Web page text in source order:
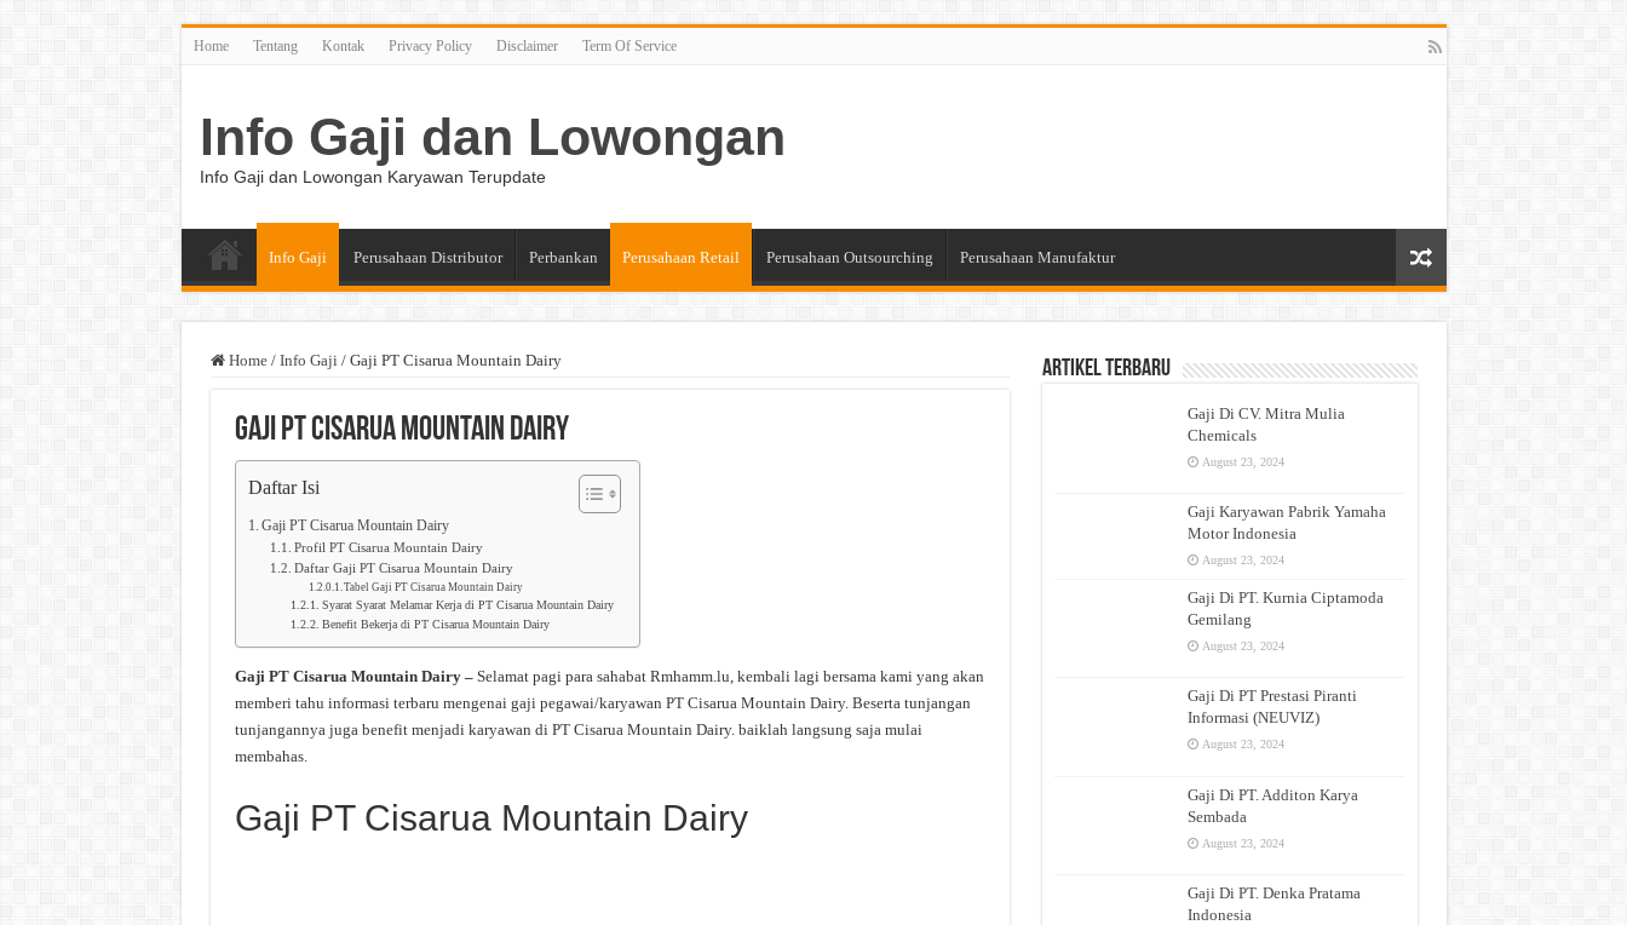
Home Tentang Kontak Privacy Policy Disclaimer Term Of Service
Info Gaji dan Lowongan
Info Gaji dan Lowongan Karyawan Terupdate
Info Gaji Perusahaan Distributor Perbankan Perusahaan Retail Perusahaan Outsourching Perusahaan Manufaktur
Home / Info Gaji / Gaji PT Cisarua Mountain Dairy
Gaji PT Cisarua Mountain Dairy
Daftar Isi
Gaji PT Cisarua Mountain Dairy
Profil PT Cisarua Mountain Dairy
Daftar Gaji PT Cisarua Mountain Dairy
Tabel Gaji PT Cisarua Mountain Dairy
Syarat Syarat Melamar Kerja di PT Cisarua Mountain Dairy
Benefit Bekerja di PT Cisarua Mountain Dairy
Gaji PT Cisarua Mountain Dairy – Selamat pagi para sahabat Rmhamm.lu, kembali lagi bersama kami yang akan
memberi tahu informasi terbaru mengenai gaji pegawai/karyawan PT Cisarua Mountain Dairy. Beserta tunjangan
tunjangannya juga benefit menjadi karyawan di PT Cisarua Mountain Dairy. baiklah langsung saja mulai
membahas.
Gaji PT Cisarua Mountain Dairy
Artikel Terbaru
Gaji Di CV. Mitra Mulia
Chemicals
August 23, 2024
Gaji Karyawan Pabrik Yamaha
Motor Indonesia
August 23, 2024
Gaji Di PT. Kurnia Ciptamoda
Gemilang
August 23, 2024
Gaji Di PT Prestasi Piranti
Informasi (NEUVIZ)
August 23, 2024
Gaji Di PT. Additon Karya
Sembada
August 23, 2024
Gaji Di PT. Denka Pratama
Indonesia